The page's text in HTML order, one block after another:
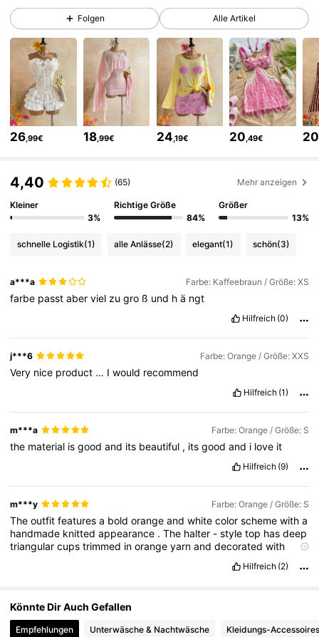
4,82
2.4M Follower
4,82 2.4M Follower
2.4M Follower
4,82 2.4M Follower
Folgen Alle Artikel
26,99€ 18,99€ 24,19€ 20,49€ 20
4,40 (65) Mehr anzeigen
Kleiner
3%
Richtige Größe
84%
Größer
13%
schnelle Logistik(1) alle Anlässe(2) elegant(1) schön(3)
a***a Farbe: Kaffeebraun / Größe: XS
farbe passtaberviel zugro ß und hä ngt
Hilfreich (0)
j***6 Farbe: Orange / Größe: XXS
Very nice product … Iwould recommend
Hilfreich (1)
m***a Farbe: Orange / Größe: S
the material isgoodand its beautiful , itsgoodand i love it
Hilfreich (9)
m***y Farbe: Orange / Größe: S
Theoutfitfeaturesa boldorangeandwhitecolorschemewitha
handmade knittedappearance .The halter -styletop hasdeep
triangularcupstrimmed inorangeyarnanddecoratedwith
midsectionincludes
Hilfreich (2)
Könnte Dir Auch Gefallen
Empfehlungen Unterwäsche & Nachtwäsche Kleidungs-Accessoires